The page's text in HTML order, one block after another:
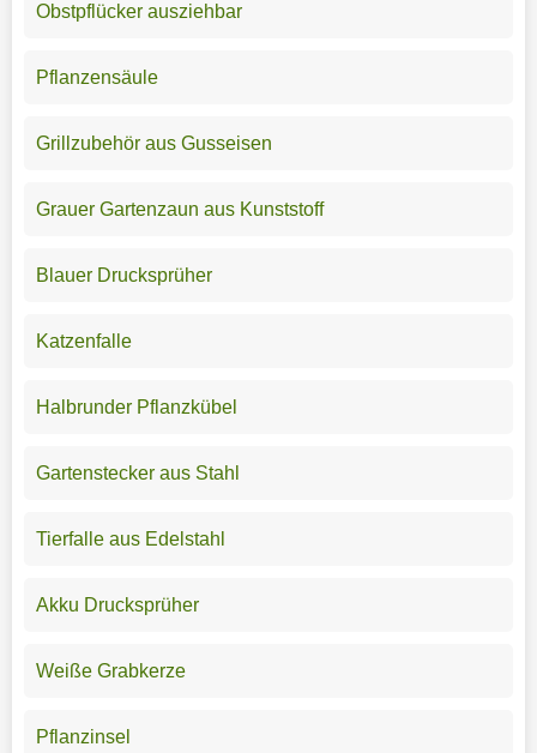
Obstpflücker ausziehbar
Pflanzensäule
Grillzubehör aus Gusseisen
Grauer Gartenzaun aus Kunststoff
Blauer Drucksprüher
Katzenfalle
Halbrunder Pflanzkübel
Gartenstecker aus Stahl
Tierfalle aus Edelstahl
Akku Drucksprüher
Weiße Grabkerze
Pflanzinsel